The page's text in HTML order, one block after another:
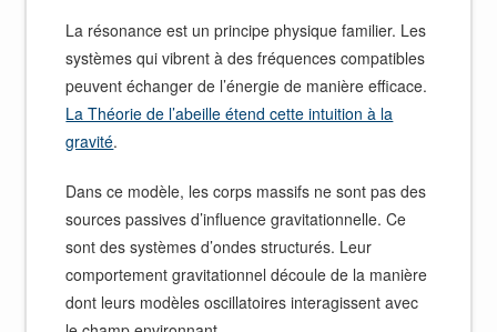
La résonance est un principe physique familier. Les
systèmes qui vibrent à des fréquences compatibles
peuvent échanger de l’énergie de manière efficace.
La Théorie de l’abeille étend cette intuition à la
gravité.
Dans ce modèle, les corps massifs ne sont pas des
sources passives d’influence gravitationnelle. Ce
sont des systèmes d’ondes structurés. Leur
comportement gravitationnel découle de la manière
dont leurs modèles oscillatoires interagissent avec